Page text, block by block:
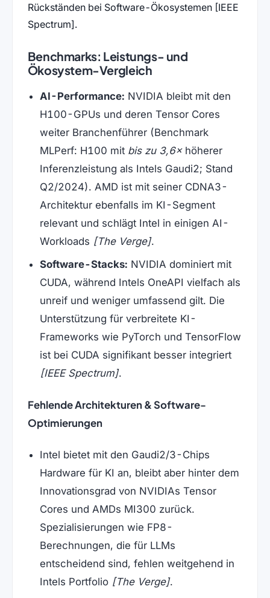
Rückständen bei Software-Ökosystemen [IEEE
Spectrum].
Benchmarks: Leistungs- und
Ökosystem-Vergleich
AI-Performance: NVIDIA bleibt mit den
H100-GPUs und deren Tensor Cores
weiter Branchenführer (Benchmark
MLPerf: H100 mit bis zu 3,6×höherer
Inferenzleistung als Intels Gaudi2; Stand
Q2/2024). AMD ist mit seiner CDNA3-
Architektur ebenfalls im KI-Segment
relevant und schlägt Intel in einigen AI-
Workloads [The Verge].
Software-Stacks: NVIDIA dominiert mit
CUDA, während Intels OneAPI vielfach als
unreif und weniger umfassend gilt. Die
Unterstützung für verbreitete KI-
Frameworks wie PyTorch und TensorFlow
ist bei CUDA signifikant besser integriert
[IEEE Spectrum].
Fehlende Architekturen & Software-
Optimierungen
Intel bietet mit den Gaudi2/3-Chips
Hardware für KI an, bleibt aber hinter dem
Innovationsgrad von NVIDIAs Tensor
Cores und AMDs MI300 zurück.
Spezialisierungen wie FP8-
Berechnungen, die für LLMs
entscheidend sind, fehlen weitgehend in
Intels Portfolio [The Verge].